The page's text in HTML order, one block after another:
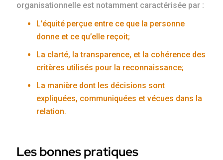
organisationnelle est notamment caractérisée par :
L’équité perçue entre ce que la personne
donne et ce qu’elle reçoit;
La clarté, la transparence, et la cohérence des
critères utilisés pour la reconnaissance;
La manière dont les décisions sont
expliquées, communiquées et vécues dans la
relation.
Les bonnes pratiques